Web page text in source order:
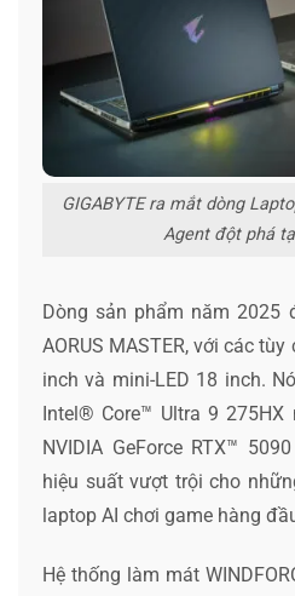
GIGABYTE ra mắt dòng
Agent đột phá
Dòng sản phẩm năm 2025
AORUS MASTER, với các
inch và mini-LED 18 inch.
Intel® Core™ Ultra 9
NVIDIA GeForce RTX™
hiệu suất vượt trội cho
laptop AI chơi game hàng
Hệ thống làm mát